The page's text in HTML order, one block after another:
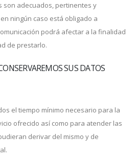
son adecuados, pertinentes y
ningún caso está obligado a
podrá afectar a la finalidad
de prestarlo.
SUS DATOS
el tiempo mínimo necesario para la
ofrecido así como para atender las
derivar del mismo y de